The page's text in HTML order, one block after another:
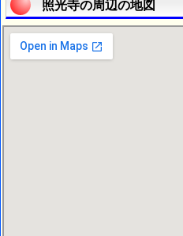
照光寺の周辺の地図